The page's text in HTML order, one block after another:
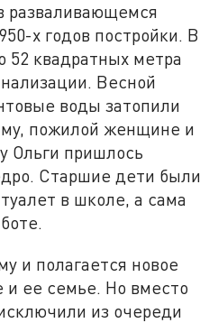
разваливающемся
х годов постройки. В
квадратных метра
Весной
воды затопили
пожилой женщине и
Ольги пришлось
Старшие дети были
в школе, а сама
и полагается новое
и ее семье. Но вместо
из очереди